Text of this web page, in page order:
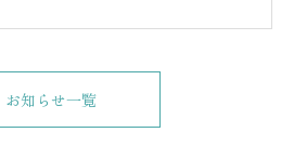
お知らせ一覧